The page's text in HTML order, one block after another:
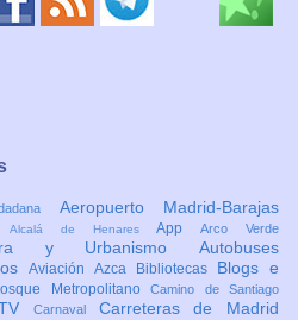
Aeropuerto Madrid-Barajas
Alcalá de HenaresAppArco Verde
y Urbanismo Autobuses
Aviación Azca Bibliotecas Blogs e
MetropolitanoCamino de Santiago
Carnaval Carreteras de Madrid